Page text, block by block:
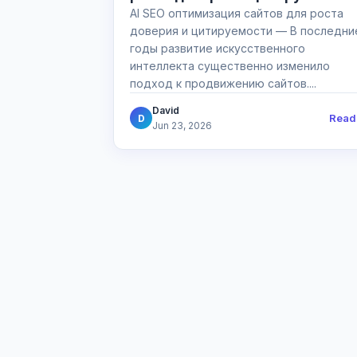
AI SEO оптимизация сайтов для роста
доверия и цитируемости — В
годы развитие искусственного
интеллекта существенно изменило
подход к продвижению сайтов....
D
David
Jun 23, 2026